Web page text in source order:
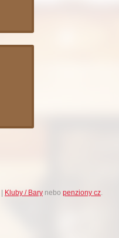
Kluby / Bary nebo penziony cz.